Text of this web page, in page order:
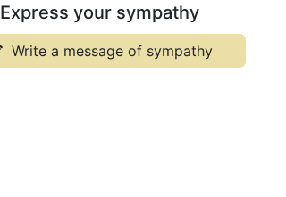
Express your sympathy
Write a message of sympathy